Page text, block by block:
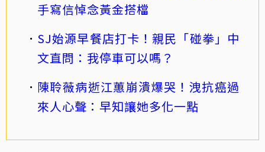
手寫信悼念黃金搭檔
SJ始源早餐店打卡！親民「碰拳」中
文直問：我停車可以嗎？
陳聆薇病逝江蕙崩潰爆哭！洩抗癌過
來人心聲：早知讓她多化一點